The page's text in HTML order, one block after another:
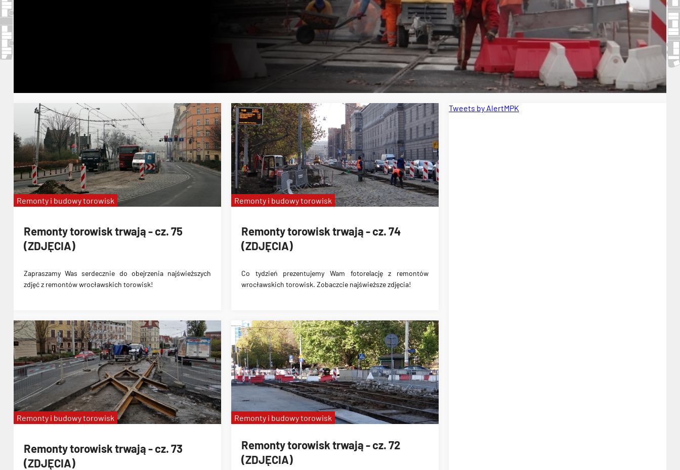
Remonty torowisk trwają - cz. 75
(ZDJĘCIA)
Zapraszamy Was serdecznie do obejrzenia najświeższych
zdjęć z remontów wrocławskich torowisk!
Remonty i budowy torowisk
Remonty torowisk trwają - cz. 74
(ZDJĘCIA)
Co tydzień prezentujemy Wam fotorelację z remontów
wrocławskich torowisk. Zobaczcie najświeższe zdjęcia!
Remonty i budowy torowisk
Remonty torowisk trwają - cz. 73
(ZDJĘCIA)
Remonty i budowy torowisk
Remonty torowisk trwają - cz. 72
(ZDJĘCIA)
Remonty i budowy torowisk
Tweets by AlertMPK